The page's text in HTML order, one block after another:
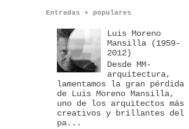
Entradas + populares
Luis Moreno
Mansilla (1959-
2012)
Desde MM-
arquitectura,
lamentamos la gran pérdida
de Luis Moreno Mansilla,
uno de los arquitectos más
creativos y brillantes del
pa...